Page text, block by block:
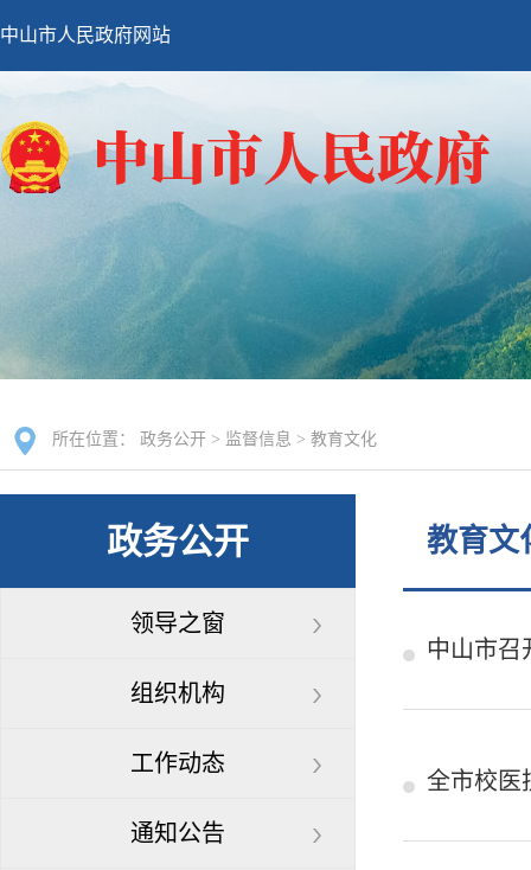
中山市人民政府网站
所在位置： 政务公开 > 监督信息 > 教育文化
政务公开
领导之窗
组织机构
工作动态
通知公告
教育文
中山市召
全市校医